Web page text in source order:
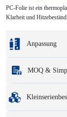
PC-Folie ist ein
Klarheit und
Anpassung
MOQ &
Muster: Für